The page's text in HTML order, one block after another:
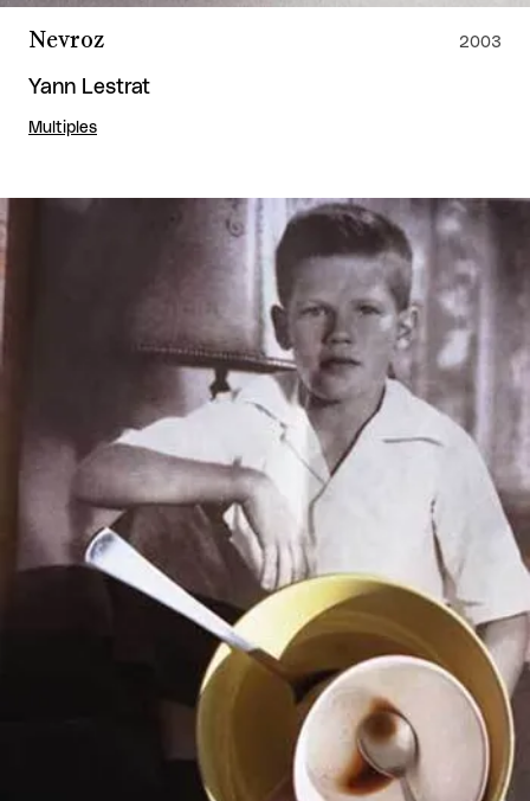
Nevroz
Yann Lestrat
Multiples
2003